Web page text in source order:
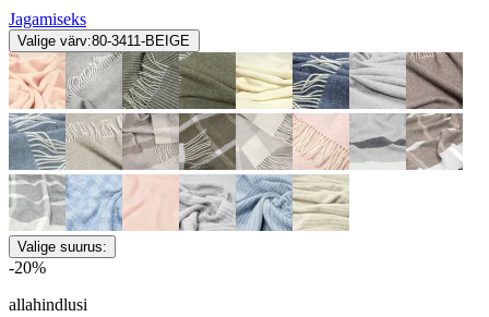
Jagamiseks
Valige värv:80-3411-BEIGE
Valige suurus:
-20%
allahindlusi